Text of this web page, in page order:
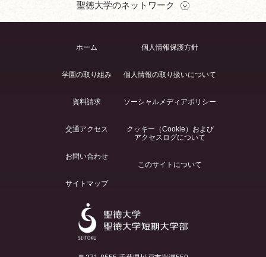
聖徳大学のネットワーク
ホーム
学園の取り組み
資料請求
交通アクセス
お問い合わせ
サイトマップ
個人情報保護方針
個人情報の取り扱いについて
ソーシャルメディアポリシー
クッキー（Cookie）および
アクセスログについて
このサイトについて